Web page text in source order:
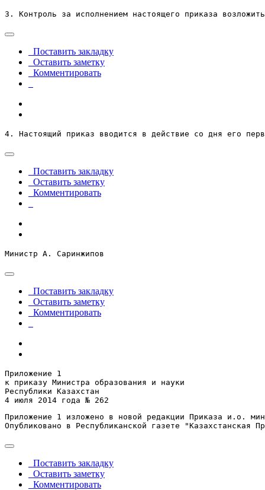
3. Контроль за исполнением настоящего приказа
Поставить закладку
Оставить заметку
Комментировать
4. Настоящий приказ вводится в действие со дня его
Поставить закладку
Оставить заметку
Комментировать
Министр А. Саринжипов
Поставить закладку
Оставить заметку
Комментировать
Приложение 1
к приказу Министра образования и науки
Республики Казахстан
4 июля 2014 года № 262
Приложение 1 изложено в новой редакции Приказа и.о.
Опубликовано в Республиканской газете
Поставить закладку
Оставить заметку
Комментировать